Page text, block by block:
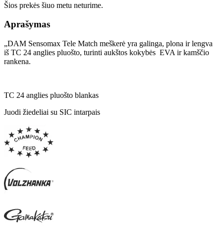
Šios prekės šiuo metu neturime.
Aprašymas
„DAM Sensomax Tele Match meškerė yra galinga, plona ir lengva
iš TC 24 anglies pluošto, turinti aukštos kokybės EVA ir kamščio
rankena.
TC 24 anglies pluošto blankas
Juodi žiedeliai su SIC intarpais